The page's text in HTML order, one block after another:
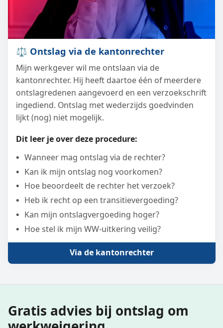
⚖️ Ontslag via de kantonrechter
Mijn werkgever wil me ontslaan via de
kantonrechter. Hij heeft daartoe één of meerdere
ontslagredenen aangevoerd en een verzoekschrift
ingediend. Ontslag met wederzijds goedvinden
lijkt (nog) niet mogelijk.
Dit leer je over deze procedure:
Wanneer mag ontslag via de rechter?
Kan ik mijn ontslag nog voorkomen?
Hoe beoordeelt de rechter het verzoek?
Heb ik recht op een transitievergoeding?
Kan mijn ontslagvergoeding hoger?
Hoe stel ik mijn WW-uitkering veilig?
Via de kantonrechter
Gratis advies bij ontslag om